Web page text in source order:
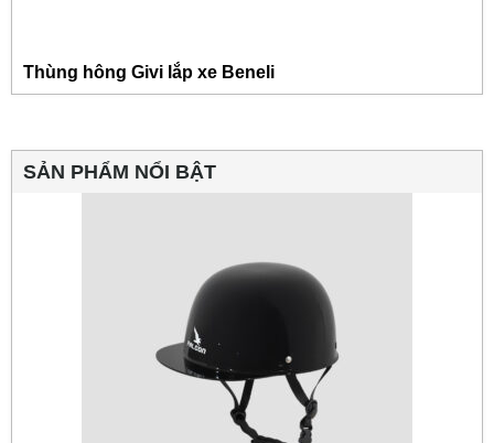
Thùng hông Givi lắp xe Beneli
SẢN PHẨM NỔI BẬT